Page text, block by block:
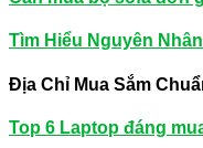
Tìm Hiểu Nguyên
Địa Chỉ Mua Sắm
Top 6 Laptop đáng